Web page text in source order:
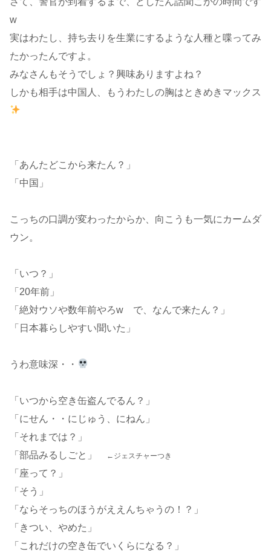
w
実はわたし、持ち去りを生業にするような人種と喋ってみ
たかったんですよ。
みなさんもそうでしょ？興味ありますよね？
しかも相手は中国人、もうわたしの胸はときめきマックス
「あんたどこから来たん？」
「中国」
こっちの口調が変わったからか、向こうも一気にカームダ
ウン。
「いつ？」
「20年前」
「絶対ウソや数年前やろw で、なんで来たん？」
「日本暮らしやすい聞いた」
うわ意味深・・
「いつから空き缶盗んでるん？」
「にせん・・にじゅう、にねん」
「それまでは？」
「部品みるしごと」
←ジェスチャーつき
「座って？」
「そう」
「ならそっちのほうがええんちゃうの！？」
「きつい、やめた」
「これだけの空き缶でいくらになる？」